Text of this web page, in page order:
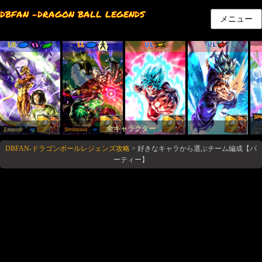
DBFAN -DRAGON BALL LEGENDS メニュー
LR LL UL UL
全キャラクター
DBFAN-ドラゴンボールレジェンズ攻略 > 好きなキャラから選ぶチーム編成【パ
ーティー】